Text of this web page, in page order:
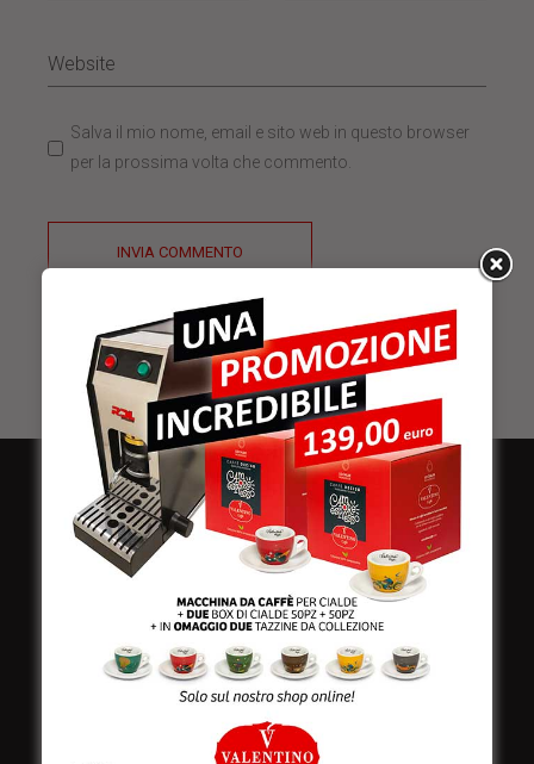
Salva il mio nome, email e sito web in questo browser
per la prossima volta che commento.
INVIA COMMENTO